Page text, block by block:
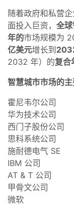
随着政府和私营
面投入巨资， 全球
年的市场规模为
亿美元增长到
2032 年）的复合
智慧城市市场的
霍尼韦尔公司
华为技术公司
西门子股份公司
思科系统公司
施耐德电气 SE
IBM 公司
AT & T 公司
甲骨文公司
微软